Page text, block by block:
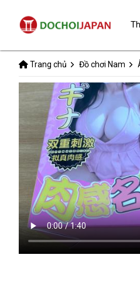
Trang chủ Đồ chơi Nam